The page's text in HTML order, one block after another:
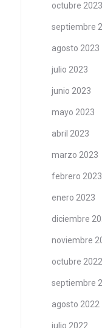
octubre 2023
septiembre
agosto 2023
julio 2023
junio 2023
mayo 2023
abril 2023
marzo 2023
febrero 2023
enero 2023
diciembre
noviembre
octubre 2022
septiembre
agosto 2022
julio 2022